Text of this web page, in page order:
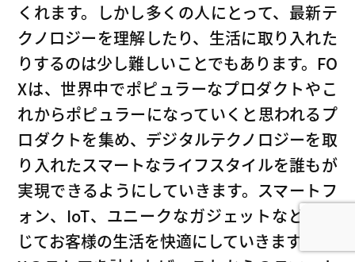
くれます。しかし多くの人にとって、最新テ
クノロジーを理解したり、生活に取り入れた
りするのは少し難しいことでもあります。FO
Xは、世界中でポピュラーなプロダクトやこ
れからポピュラーになっていくと思われるプ
ロダクトを集め、デジタルテクノロジーを取
り入れたスマートなライフスタイルを誰もが
実現できるようにしていきます。スマートフ
ォン、IoT、ユニークなガジェットなどを通
じてお客様の生活を快適にしていきます。FO